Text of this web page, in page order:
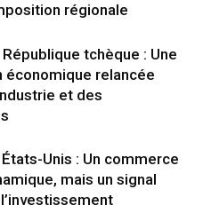
régionale
tchèque : Une
économique relancée
et des
Unis : Un commerce
mais un signal